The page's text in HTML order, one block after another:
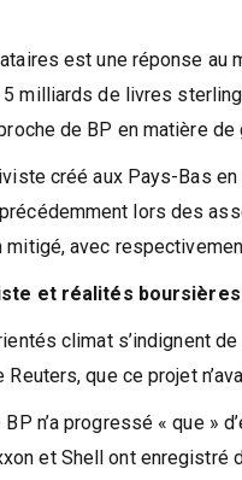
est une réponse au
5 milliards de livres
de BP en matière
créé aux Pays-Bas
lors des
avec
et réalités boursières
climat s’indignent
Reuters, que ce projet
BP n’a progressé « que »
et Shell ont